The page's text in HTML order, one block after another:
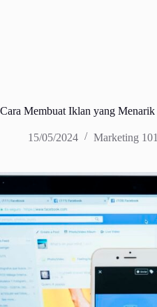
Cara Membuat Iklan yang Menarik
15/05/2024 Marketing 101